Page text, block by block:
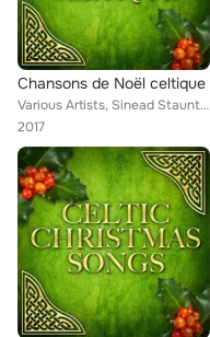
Chansons de Noël celtique
Various Artists, Sinead Staunton, Elias Parr, Eileen Kelly, Christie McCarthy, Cara Molony, Rosalin Flanagan, Brendan Graham, Ma...
2017